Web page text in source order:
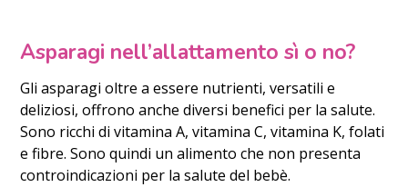
Asparagi nell’allattamento sì o no?
Gli asparagi oltre a essere nutrienti, versatili e
deliziosi, offrono anche diversi benefici per la salute.
Sono ricchi di vitamina A, vitamina C, vitamina K, folati
e fibre. Sono quindi un alimento che non presenta
controindicazioni per la salute del bebè.